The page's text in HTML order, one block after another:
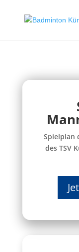
Spielplan
des TSV